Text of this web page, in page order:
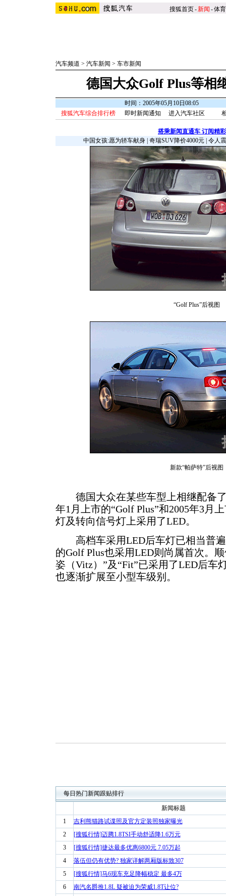
搜狐首页-新闻 -体育
汽车频道 > 汽车新闻 > 车市新闻
德国大众Golf Plus等相
时间：2005年05月10日08:05
搜狐汽车综合排行榜
即时新闻通知 进入汽车社区
搭乘新闻直通车 订阅精
中国女孩:愿为轿车献身| 奇瑞SUV降价4000元| 令人
“Golf Plus”后视图
新款“帕萨特”后视图
德国大众在某些车型上相继配备了
年1月上市的“Golf Plus”和2005年3月
灯及转向信号灯上采用了LED。
高档车采用LED后车灯已相当普遍
的Golf Plus也采用LED则尚属首次。
姿（Vitz）”及“Fit”已采用了LED后车
也逐渐扩展至小型车级别。
每日热门新闻跟贴排行
新闻标题
1
吉利熊猫路试谍照及官方定装照独家曝光
2
[搜狐行情]迈腾1.8TSI手动舒适降1.6万元
3
[搜狐行情]捷达最多优惠6800元 7.05万起
4
落伍但仍有优势? 独家详解两厢版标致307
5
[搜狐行情]马6现车充足降幅稳定 最多4万
6
南汽名爵推1.8L 疑被迫为荣威1.8T让位?